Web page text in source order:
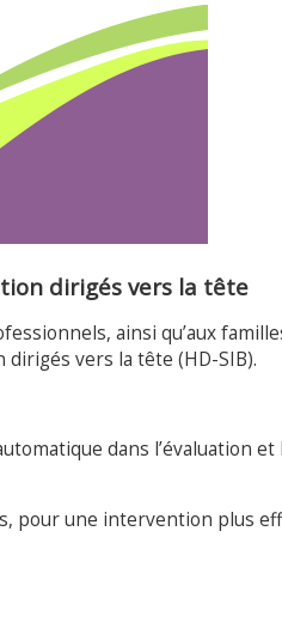
dirigés vers la tête
ainsi qu’aux
vers la tête (HD-SIB).
dans l’évaluation
pour une intervention plus